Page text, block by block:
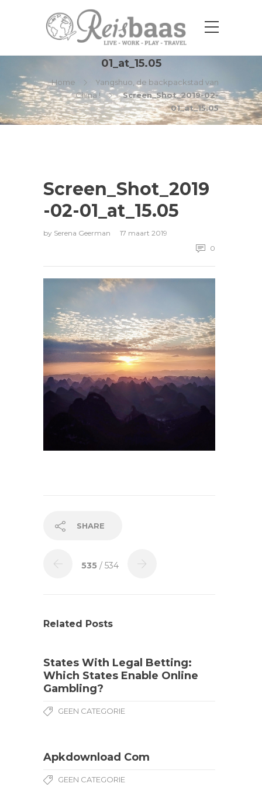
01_at_15.05
Home
Yangshuo, de backpackstad van
China !
Screen_Shot_2019-02-
01_at_15.05
Screen_Shot_2019
-02-01_at_15.05
by Serena Geerman
17 maart 2019
0
SHARE
535 / 534
Related Posts
States With Legal Betting:
Which States Enable Online
Gambling?
GEEN CATEGORIE
Apkdownload Com
GEEN CATEGORIE